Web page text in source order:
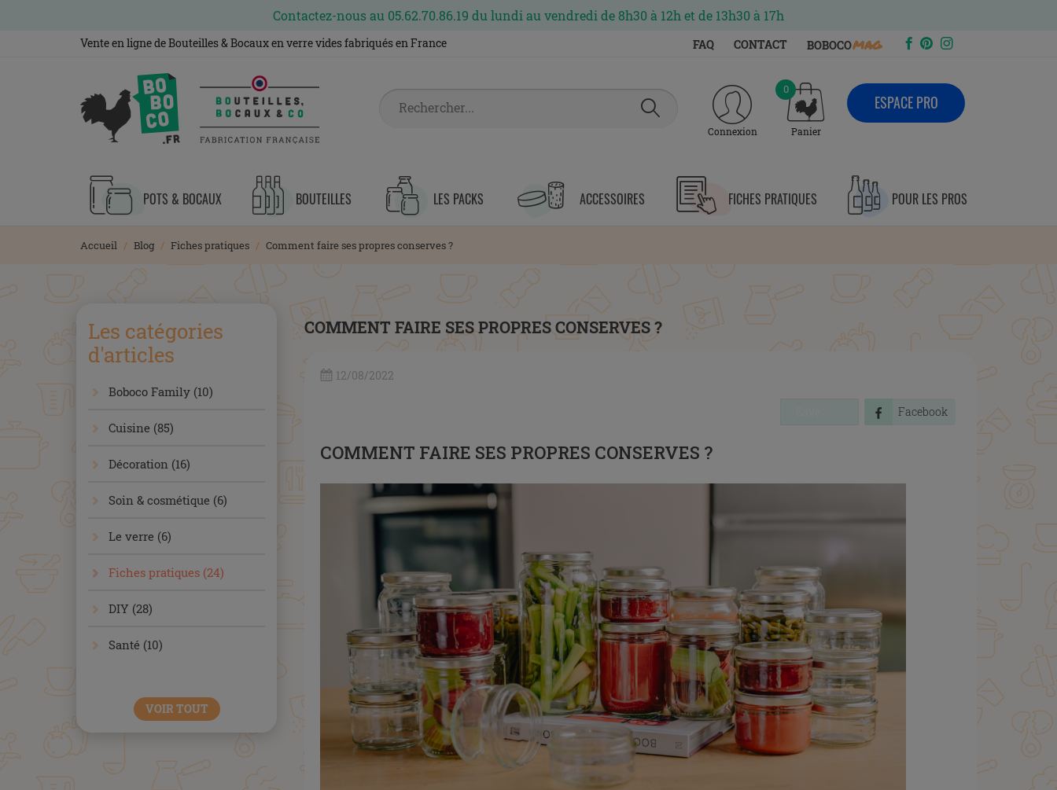
Contactez-nous au 05.62.70.86.19 du lundi au vendredi de 8h30 à 12h et de 13h30 à 17h
Vente en ligne de Bouteilles & Bocaux en verre vides fabriqués en France FAQ CONTACT BOBOCOmag
Connexion Panier
0
ESPACE PRO
POTS & BOCAUX BOUTEILLES LES PACKS ACCESSOIRES FICHES PRATIQUES POUR LES PROS
Accueil Blog Fiches pratiques Comment faire ses propres conserves ?
Les catégories
d'articles
Boboco Family (10)
Cuisine (85)
Décoration (16)
Soin & cosmétique (6)
Le verre (6)
Fiches pratiques (24)
DIY (28)
Santé (10)
VOIR TOUT
COMMENT FAIRE SES PROPRES CONSERVES ?
12/08/2022
Facebook
COMMENT FAIRE SES PROPRES CONSERVES ?